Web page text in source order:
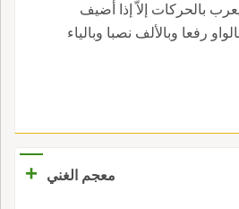
بالحركات إلاّ إذا أضيف
رفعا وبالألف نصبا وبالياء
معجم الغني +